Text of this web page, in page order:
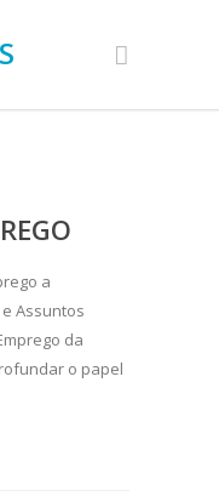
a
Assuntos
da
o papel